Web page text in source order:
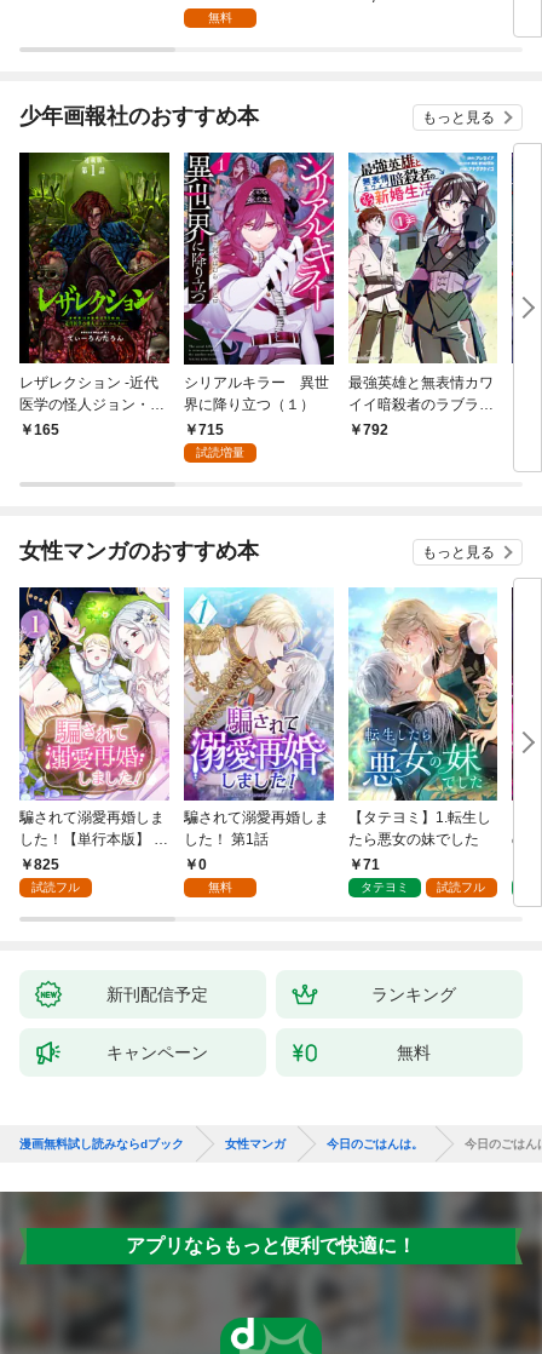
無料
少年画報社のおすすめ本 もっと見る
レザレクション -近代
医学の怪人ジョン・ハ
ンター- 連載版 第1話
165
シリアルキラー 異世
界に降り立つ（１）
715
試読増量
最強英雄と無表情カワ
イイ暗殺者のラブラブ
新婚生活 １巻
792
女性マンガのおすすめ本 もっと見る
騙されて溺愛再婚しま
した！【単行本版】 1
巻825
試読フル
騙されて溺愛再婚しま
した！ 第1話
0
無料
【タテヨミ】1.転生し
たら悪女の妹でした
71
タテヨミ 試読フル
の
新刊配信予定 ランキング
キャンペーン 無料
漫画無料試し読みならdブック 女性マンガ 今日のごはんは。 今日のごはん
アプリならもっと便利で快適に！